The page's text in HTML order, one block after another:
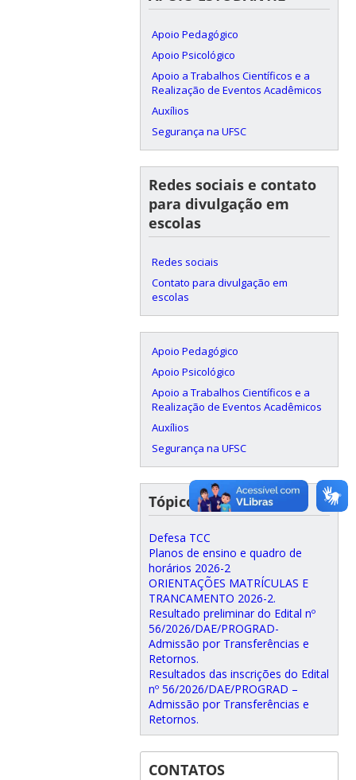
Apoio Pedagógico
Apoio Psicológico
Apoio a Trabalhos Científicos e a
Realização de Eventos Acadêmicos
Auxílios
Segurança na UFSC
Redes sociais e contato
para divulgação em
escolas
Redes sociais
Contato para divulgação em
escolas
Apoio Pedagógico
Apoio Psicológico
Apoio a Trabalhos Científicos e a
Realização de Eventos Acadêmicos
Auxílios
Segurança na UFSC
Tópicos recentes
Defesa TCC
Planos de ensino e quadro de
horários 2026-2
ORIENTAÇÕES MATRÍCULAS E
TRANCAMENTO 2026-2.
Resultado preliminar do Edital nº
56/2026/DAE/PROGRAD-
Admissão por Transferências e
Retornos.
Resultados das inscrições do Edital
nº 56/2026/DAE/PROGRAD –
Admissão por Transferências e
Retornos.
CONTATOS